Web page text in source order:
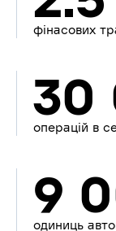
фінасових
30
операцій в
9
одиниць